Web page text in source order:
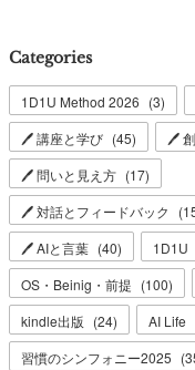
Categories
1D1U Method 2026 (3)
🖊 講座と学び (45) 🖊
🖊 問いと見え方 (17)
🖊 対話とフィードバック
(
🖊 AIと言葉 (40) 1D1U
OS・Beinig・前提 (100)
kindle出版 (24) AI Life
習慣のシンフォニー2025 (